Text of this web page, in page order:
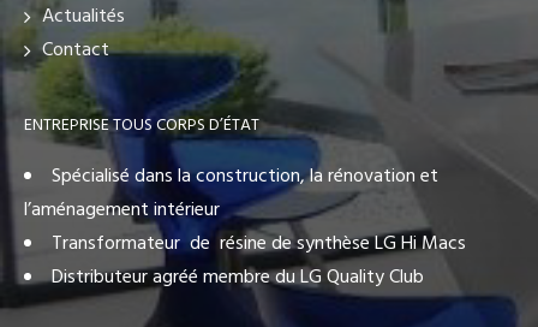
Actualités
Contact
ENTREPRISE TOUS CORPS D’ÉTAT
Spécialisé dans la construction, la rénovation et
l’aménagement intérieur
Transformateur de résine de synthèse LG Hi Macs
Distributeur agréé membre du LG Quality Club